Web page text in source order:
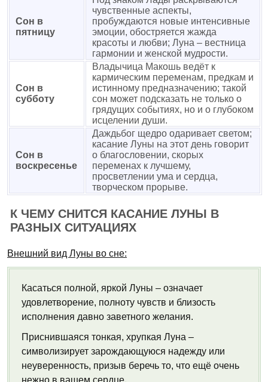
Сон в
пятницу
чувственные аспекты,
пробуждаются новые интенсивные
эмоции, обостряется жажда
красоты и любви; Луна – вестница
гармонии и женской мудрости.
Сон в
субботу
Владычица Макошь ведёт к
кармическим переменам, предкам и
истинному предназначению; такой
сон может подсказать не только о
грядущих событиях, но и о глубоком
исцелении души.
Сон в
воскресенье
Даждьбог щедро одаривает светом;
касание Луны на этот день говорит
о благословении, скорых
переменах к лучшему,
просветлении ума и сердца,
творческом прорыве.
К ЧЕМУ СНИТСЯ КАСАНИЕ ЛУНЫ В
РАЗНЫХ СИТУАЦИЯХ
Внешний вид Луны во сне:
Касаться полной, яркой Луны – означает
удовлетворение, полноту чувств и близость
исполнения давно заветного желания.
Приснившаяся тонкая, хрупкая Луна –
символизирует зарождающуюся надежду или
неуверенность, призыв беречь то, что ещё очень
нежно в вашем сердце.